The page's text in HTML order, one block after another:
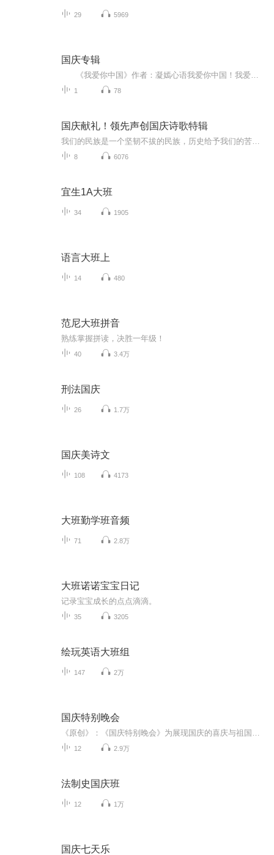
29 5969
国庆专辑
1 78
国庆献礼！领先声创国庆诗歌特辑
8 6076
宜生1A大班
34 1905
语言大班上
14 480
范尼大班拼音
熟练掌握拼读，决胜一年级！
40 3.4万
刑法国庆
26 1.7万
国庆美诗文
108 4173
大班勤学班音频
71 2.8万
大班诺诺宝宝日记
记录宝宝成长的点点滴滴。
35 3205
绘玩英语大班组
147 2万
国庆特别晚会
12 2.9万
法制史国庆班
12 1万
国庆七天乐